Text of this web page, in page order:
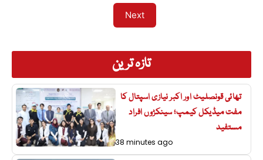
تازہ ترین
تھائی قونصلیٹ اور اکبر نیازی اسپتال کا
مفت میڈیکل کیمپ؛ سینکڑوں افراد
مستفید
38 minutes ago
Next